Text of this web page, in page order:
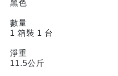
黑色
數量
1 箱裝 1 台
淨重
11.5公斤